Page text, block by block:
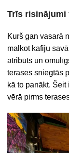
Trīs risinājumi
Kurš gan vasarā
malkot kafiju
atribūts un
terases sniegtās
kā to panākt.
vērā pirms